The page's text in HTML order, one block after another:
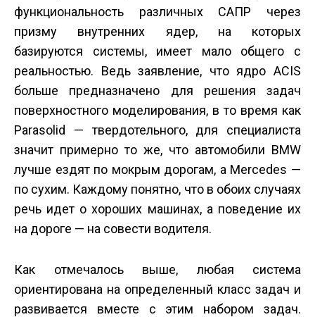
функциональность различных САПР через
призму внутренних ядер, на которых
базируются системы, имеет мало общего с
реальностью. Ведь заявление, что ядро ACIS
больше предназначено для решения задач
поверхностного моделирования, в то время как
Parasolid — твердотельного, для специалиста
значит примерно то же, что автомобили BMW
лучше ездят по мокрым дорогам, а Mercedes —
по сухим. Каждому понятно, что в обоих случаях
речь идет о хороших машинах, а поведение их
на дороге — на совести водителя.
Как отмечалось выше, любая система
ориентирована на определенный класс задач и
развивается вместе с этим набором задач.